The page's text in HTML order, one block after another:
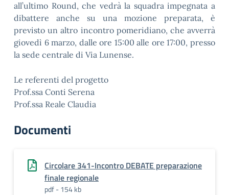
all’ultimo Round, che vedrà la squadra impegnata a
dibattere anche su una mozione preparata, è
previsto un altro incontro pomeridiano, che avverrà
giovedì 6 marzo, dalle ore 15:00 alle ore 17:00, presso
la sede centrale di Via Lunense.
Le referenti del progetto
Prof.ssa Conti Serena
Prof.ssa Reale Claudia
Documenti
Circolare 341-Incontro DEBATE preparazione
finale regionale
pdf - 154 kb